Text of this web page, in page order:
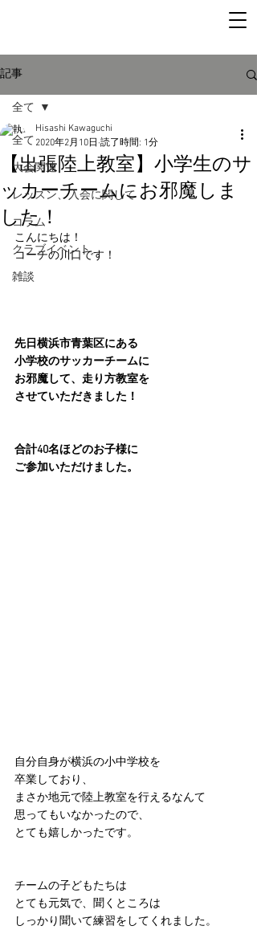
記事
全て
大会関連
レッスン、入会に関して
コラム
クラブイベント
雑談
全て
【出張陸上教室】小学生のサ
ッカーチームにお邪魔しま
した！
Hisashi Kawaguchi
2020年2月10日 読了時間: 1分
こんにちは！
コーチの川口です！
先日横浜市青葉区にある
小学校のサッカーチームに
お邪魔して、走り方教室を
させていただきました！
合計40名ほどのお子様に
ご参加いただけました。
自分自身が横浜の小中学校を
卒業しており、
まさか地元で陸上教室を行えるなんて
思ってもいなかったので、
とても嬉しかったです。
チームの子どもたちは
とても元気で、聞くところは
しっかり聞いて練習をしてくれました。